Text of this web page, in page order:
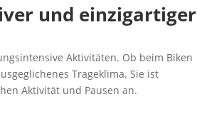
und einzigartiger
Aktivitäten. Ob beim Biken
Trageklima. Sie ist
Aktivität und Pausen an.